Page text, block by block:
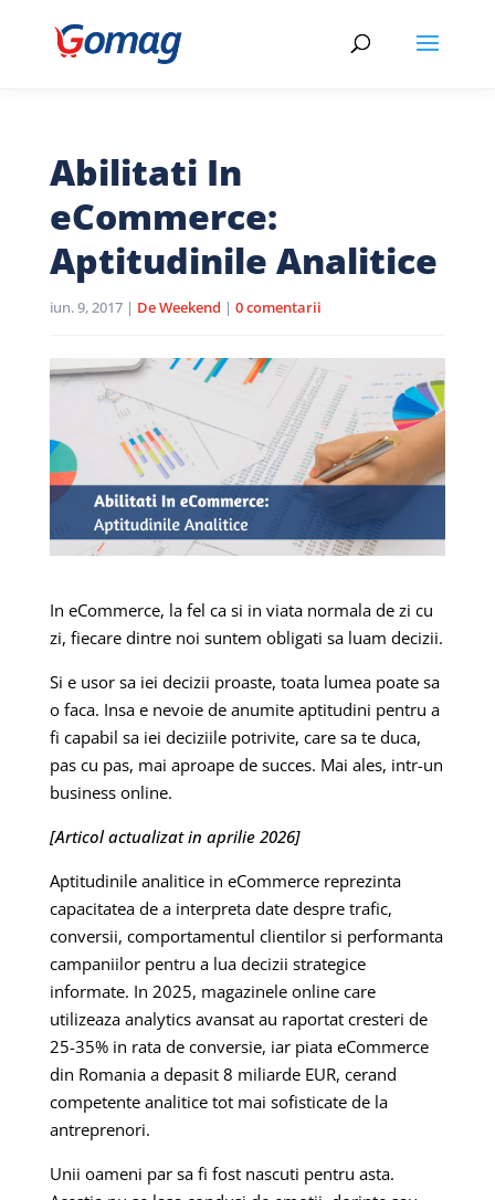
Abilitati In
eCommerce:
Aptitudinile Analitice
iun. 9, 2017| De Weekend | 0 comentarii
In eCommerce, la fel ca si in viata normala de zi cu
zi, fiecare dintre noi suntem obligati sa luam decizii.
Si e usor sa iei decizii proaste, toata lumea poate sa
o faca. Insa e nevoie de anumite aptitudini pentru a
fi capabil sa iei deciziile potrivite, care sa te duca,
pas cu pas, mai aproape de succes. Mai ales, intr-un
business online.
[Articol actualizat in aprilie 2026]
Aptitudinile analitice in eCommerce reprezinta
capacitatea de a interpreta date despre trafic,
conversii, comportamentul clientilor si performanta
campaniilor pentru a lua decizii strategice
informate. In 2025, magazinele online care
utilizeaza analytics avansat au raportat cresteri de
25-35% in rata de conversie, iar piata eCommerce
din Romania a depasit 8 miliarde EUR, cerand
competente analitice tot mai sofisticate de la
antreprenori.
Unii oameni par sa fi fost nascuti pentru asta.